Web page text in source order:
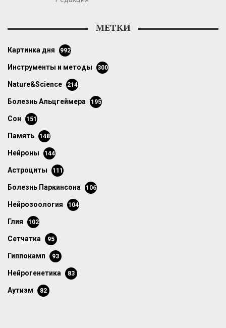
МЕТКИ
картинка дня 992
инструменты и методы 300
Nature&Science 214
болезнь Альцгеймера 195
сон 151
память 148
нейроны 144
астроциты 111
болезнь Паркинсона 106
нейрозоология 104
глия 102
сетчатка 95
гиппокамп 93
нейрогенетика 83
аутизм 82